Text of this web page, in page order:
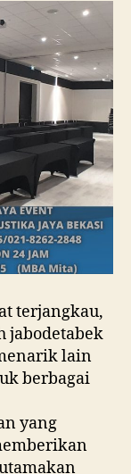
terjangkau,
jabodetabek
lain
berbagai
yang